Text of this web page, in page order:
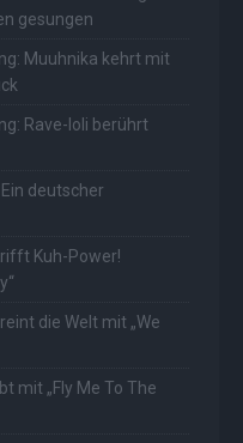
gesungen
Muuhnika kehrt mit
Rave-Ioli berührt
deutscher
Kuh-Power!
die Welt mit „We
mit „Fly Me To The